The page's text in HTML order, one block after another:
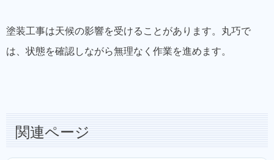
塗装工事は天候の影響を受けることがあります。丸巧で
は、状態を確認しながら無理なく作業を進めます。
関連ページ